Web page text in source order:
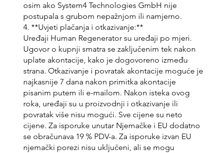
osim ako System4 Technologies GmbH nije
postupala s grubom nepažnjom ili namjerno.
4. **Uvjeti plačanja i otkazivanje:**
Uređaji Human Regenerator su uređaji po mjeri.
Ugovor o kupnji smatra se zaključenim tek nakon
uplate akontacije, kako je dogovoreno između
strana. Otkazivanje i povratak akontacije moguće je
najkasnije 7 dana nakon primitka akontacije
pisanim putem ili e-mailom. Nakon isteka ovog
roka, uređaji su u proizvodnji i otkazivanje ili
povratak više nisu mogući. Sve cijene su neto
cijene. Za isporuke unutar Njemačke i EU dodatno
se obračunava 19 % PDV-a. Za isporuke izvan EU
njemački porezi nisu uključeni, ali se mogu